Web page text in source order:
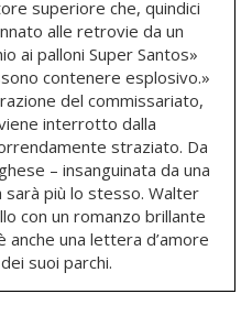
superiore che, quindici
alle retrovie da un
ai palloni Super Santos»
contenere esplosivo.»
del commissariato,
interrotto dalla
straziato. Da
– insanguinata da una
sarà più lo stesso. Walter
con un romanzo brillante
anche una lettera d’amore
suoi parchi.